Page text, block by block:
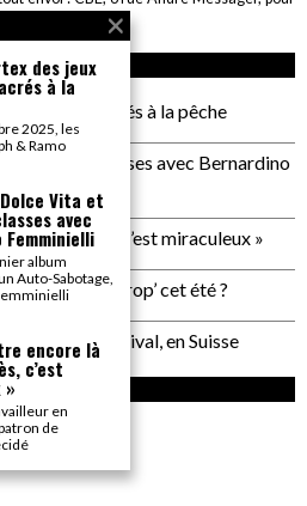
RÉCENTS
vidéo consacrés à la pêche
lutte des classes avec Bernardino
30 ans après, c’est miraculeux »
allait à Saint Trop’ cet été ?
au PALP Festival, en Suisse
des jeux
à la
2025, les
& Ramo
Vita et
avec
Femminielli
album
Auto-Sabotage,
encore là
c’est
»
en
de